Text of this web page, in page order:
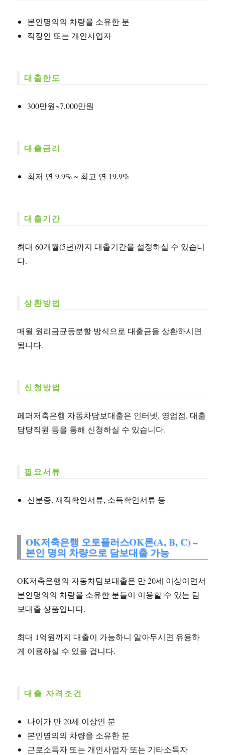
본인명의의 차량을 소유한 분
직장인 또는 개인사업자
대출한도
300만원~7,000만원
대출금리
최저 연 9.9% ~ 최고 연 19.9%
대출기간
최대 60개월(5년)까지 대출기간을 설정하실 수 있습니
다.
상환방법
매월 원리금균등분할 방식으로 대출금을 상환하시면
됩니다.
신청방법
페퍼저축은행 자동차담보대출은 인터넷, 영업점, 대출
담당직원 등을 통해 신청하실 수 있습니다.
필요서류
신분증, 재직확인서류, 소득확인서류 등
OK저축은행 오토플러스OK론(A, B, C) –
본인 명의 차량으로 담보대출 가능
OK저축은행의 자동차담보대출은 만 20세 이상이면서
본인명의의 차량을 소유한 분들이 이용할 수 있는 담
보대출 상품입니다.
최대 1억원까지 대출이 가능하니 알아두시면 유용하
게 이용하실 수 있을 겁니다.
대출 자격조건
나이가 만 20세 이상인 분
본인명의의 차량을 소유한 분
근로소득자 또는 개인사업자 또는 기타소득자